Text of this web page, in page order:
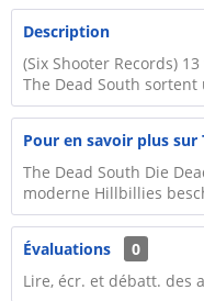
Description
(Six Shooter Records)
The Dead South sortent
Pour en savoir plus sur
The Dead South Die
moderne Hillbillies
Évaluations
0
Lire, écr. et débatt. des